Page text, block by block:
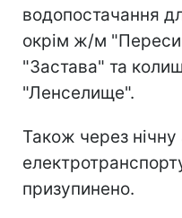
водопостачання
окрім ж/м
"Застава" та
"Ленселище".
Також через нічну
призупинено.